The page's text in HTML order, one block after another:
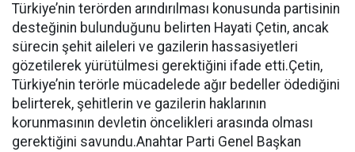
Türkiye’nin terörden arındırılması konusunda partisinin
desteğinin bulunduğunu belirten Hayati Çetin, ancak
sürecin şehit aileleri ve gazilerin hassasiyetleri
gözetilerek yürütülmesi gerektiğini ifade etti.Çetin,
Türkiye’nin terörle mücadelede ağır bedeller ödediğini
belirterek, şehitlerin ve gazilerin haklarının
korunmasının devletin öncelikleri arasında olması
gerektiğini savundu.Anahtar Parti Genel Başkan